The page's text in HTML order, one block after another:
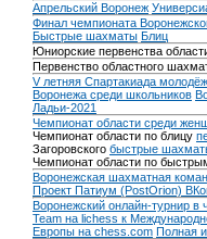
Апрельский Воронеж
Финал чемпионата
Быстрые шахматы Блиц
Юниорские первенства
Первенство областного
V летняя Спартакиада
Воронежа среди школьников
Ладьи-2021
Чемпионат области среди
Чемпионат области по блицу
Загоровского быстрые
Чемпионат области по
Воронежская шахматная
Проект Патиум (PostOrion)
Воронежский онлайн-турнир в
Team на lichess к
Европы на chess.com Полная